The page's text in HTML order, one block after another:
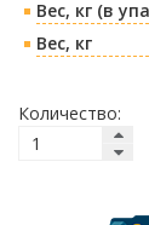
Вес, кг (в
Вес, кг
Количество: